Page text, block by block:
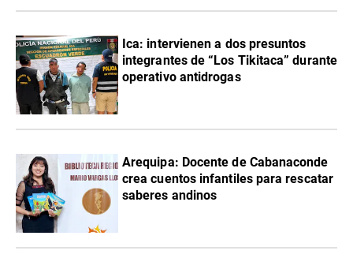
Ica: intervienen a dos presuntos
integrantes de “Los Tikitaca” durante
operativo antidrogas
Arequipa: Docente de Cabanaconde
crea cuentos infantiles para rescatar
saberes andinos